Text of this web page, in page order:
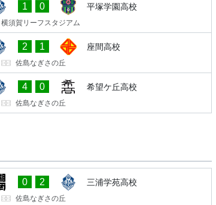
1 0 平塚学園高校
横須賀リーフスタジアム
2 1 座間高校
佐島なぎさの丘
4 0 希望ケ丘高校
佐島なぎさの丘
0 2 三浦学苑高校
佐島なぎさの丘